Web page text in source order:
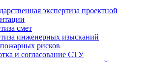
экспертиза проектной
смет
инженерных изысканий
рисков
и согласование СТУ